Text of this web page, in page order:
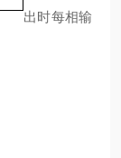
出时每相输